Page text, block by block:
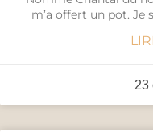
m’a offert un pot. Je
23